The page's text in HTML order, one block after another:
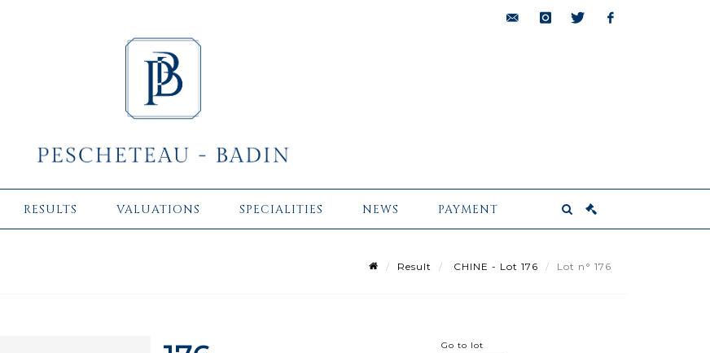
RESULTS VALUATIONS SPECIALITIES NEWS PAYMENT
Result CHINE - Lot 176 Lot n° 176
Go to lot